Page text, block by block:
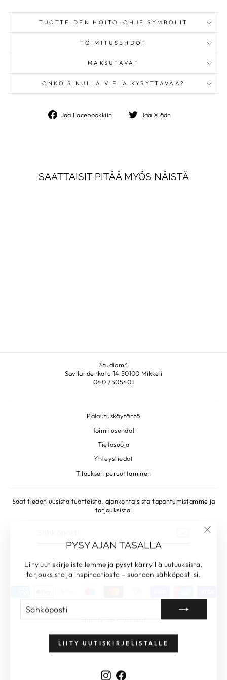
PYSY AJAN TASALLA
Liity uutiskirjelistallemme ja pysyt kärryillä uutuuksista,
tarjouksista ja inspiraatiosta – suoraan sähköpostiisi.
LIITY UUTISKIRJELISTALLE
InstagramFacebook
TUOTTEIDEN HOITO-OHJE SYMBOLIT
TOIMITUSEHDOT
MAKSUTAVAT
ONKO SINULLA VIELÄ KYSYTTÄVÄÄ?
Jaa Facebookkiin
Jaa
Jaa X:ään
SAATTAISIT PITÄÄ MYÖS NÄISTÄ
Studiom3
Savilahdenkatu 14 50100 Mikkeli
040 7505401
Palautuskäytäntö
Toimitusehdot
Tietosuoja
Yhteystiedot
Tilauksen peruuttaminen
Saat tiedon uusista tuotteista, ajankohtaisista tapahtumistamme ja
tarjouksista!
InstagramFacebook
Shopify-verkkokaupat